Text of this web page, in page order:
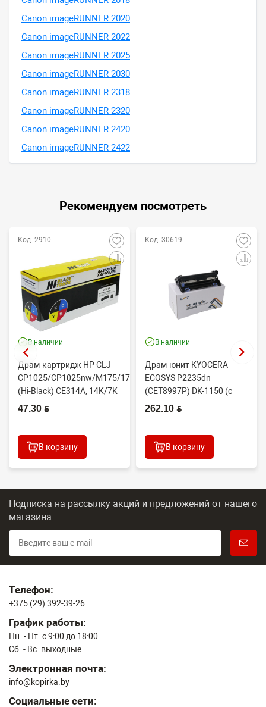
Canon imageRUNNER 2020
Canon imageRUNNER 2022
Canon imageRUNNER 2025
Canon imageRUNNER 2030
Canon imageRUNNER 2318
Canon imageRUNNER 2320
Canon imageRUNNER 2420
Canon imageRUNNER 2422
Рекомендуем посмотреть
Код: 2910
В наличии
Драм-картридж HP CLJ
CP1025/CP1025nw/M175/176/177/275
(Hi-Black) CE314A, 14K/7K
47.30 BYN
В корзину
Код: 30619
В наличии
Драм-юнит KYOCERA
ECOSYS P2235dn
(CET8997P) DK-1150 (c
двухслойным ракелем)
262.10 BYN
В корзину
Подписка на рассылку акций и предложений от нашего
магазина
Телефон:
+375 (29) 392-39-26
График работы:
Пн. - Пт. с 9:00 до 18:00
Сб. - Вс. выходные
Электронная почта:
info@kopirka.by
Социальные сети: